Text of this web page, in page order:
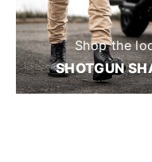
Shop the
SHOTGUN